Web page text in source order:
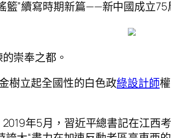
籃”續寫時期新篇——新中國成立
崇奉之都。
樹立起全國性的白色政綠設計師
年5月，習近平總書記在江西